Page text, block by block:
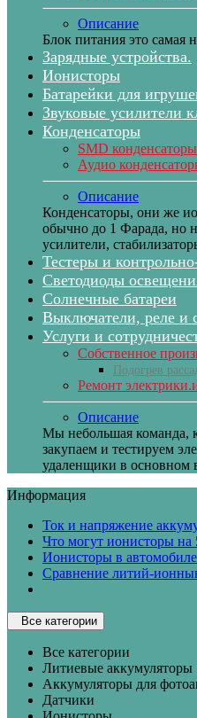
Описание
Блок питания это самая
Зарядные устройства.
Ионисторы
Батарейки для
Звуковые усилители
Конденсаторы
SMD конденсаторы
Аудио
Описание
Конденсаторы, они же
обычно до 1 Фарада, но
усилители,
Тестеры и
Светодиоды
Солнечные батареи
Выключатели, реле и
Услуги и
Собственное
Подогрев
Ремонт
Описание
Мы небольшая команда,
закупаем и тестируем
удаленщики в основном
Информация
Ток и напряжение
Что могут ионисторы на
Ионисторы в автомобиле
Сравнение литий-
Все категории
Все категории
Литиевые аккумуляторы
Аккумуляторы для
Датчики